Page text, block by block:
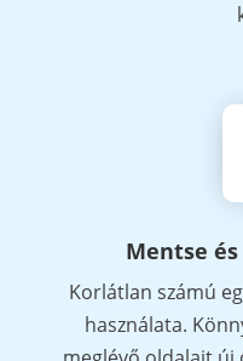
Mentse
Korlátlan számú
használata.